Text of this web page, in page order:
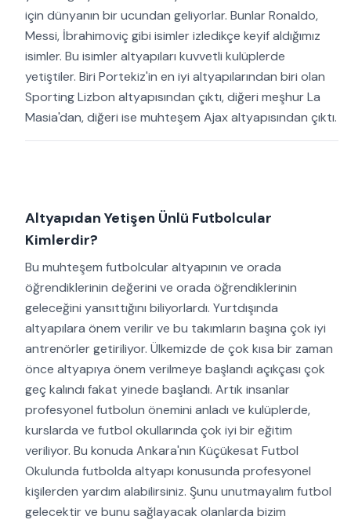
için dünyanın bir ucundan geliyorlar. Bunlar Ronaldo,
Messi, İbrahimoviç gibi isimler izledikçe keyif aldığımız
isimler. Bu isimler altyapıları kuvvetli kulüplerde
yetiştiler. Biri Portekiz'in en iyi altyapılarından biri olan
Sporting Lizbon altyapısından çıktı, diğeri meşhur La
Masia'dan, diğeri ise muhteşem Ajax altyapısından çıktı.
Altyapıdan Yetişen Ünlü Futbolcular
Kimlerdir?
Bu muhteşem futbolcular altyapının ve orada
öğrendiklerinin değerini ve orada öğrendiklerinin
geleceğini yansıttığını biliyorlardı. Yurtdışında
altyapılara önem verilir ve bu takımların başına çok iyi
antrenörler getiriliyor. Ülkemizde de çok kısa bir zaman
önce altyapıya önem verilmeye başlandı açıkçası çok
geç kalındı fakat yinede başlandı. Artık insanlar
profesyonel futbolun önemini anladı ve kulüplerde,
kurslarda ve futbol okullarında çok iyi bir eğitim
veriliyor. Bu konuda Ankara'nın Küçükesat Futbol
Okulunda futbolda altyapı konusunda profesyonel
kişilerden yardım alabilirsiniz. Şunu unutmayalım futbol
gelecektir ve bunu sağlayacak olanlarda bizim